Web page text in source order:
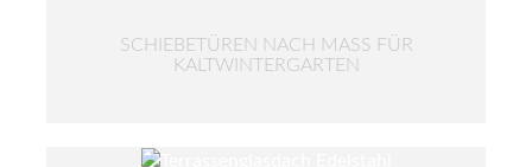
SCHIEBETÜREN NACH MASS FÜR K
ALTWINTERGARTEN